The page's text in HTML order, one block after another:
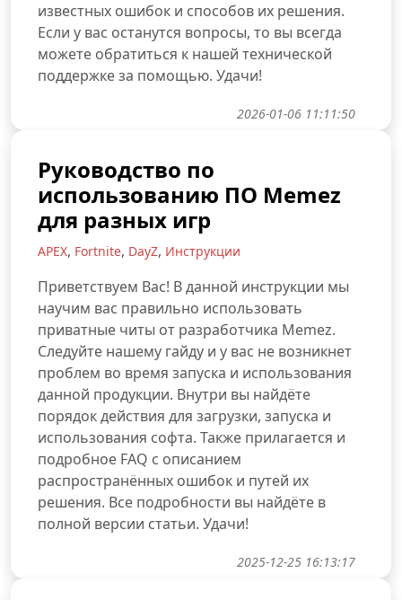
известных ошибок и способов их решения.
Если у вас останутся вопросы, то вы всегда
можете обратиться к нашей технической
поддержке за помощью. Удачи!
2026-01-06 11:11:50
Руководство по
использованию ПО Memez
для разных игр
APEX, Fortnite, DayZ, Инструкции
Приветствуем Вас! В данной инструкции мы
научим вас правильно использовать
приватные читы от разработчика Memez.
Следуйте нашему гайду и у вас не возникнет
проблем во время запуска и использования
данной продукции. Внутри вы найдёте
порядок действия для загрузки, запуска и
использования софта. Также прилагается и
подробное FAQ с описанием
распространённых ошибок и путей их
решения. Все подробности вы найдёте в
полной версии статьи. Удачи!
2025-12-25 16:13:17